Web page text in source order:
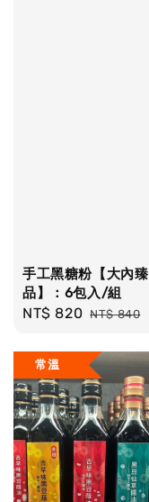
手工黑糖粉【大內臻
品】：6包入/組
Sale
NT$ 820 Regular
NT$ 840
常溫